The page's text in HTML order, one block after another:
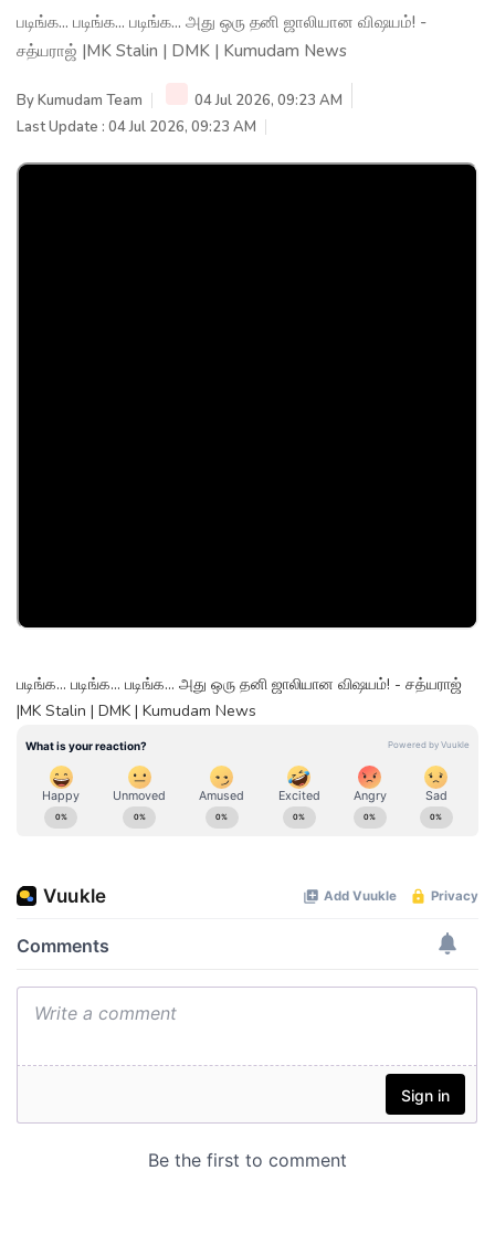
படிங்க... படிங்க... படிங்க... அது ஒரு தனி ஜாலியான விஷயம்! -
சத்யராஜ் |MK Stalin | DMK | Kumudam News
ByKumudam Team
04 Jul 2026, 09:23 AM
Last Update : 04 Jul 2026, 09:23 AM
படிங்க... படிங்க... படிங்க... அது ஒரு தனி ஜாலியான விஷயம்! - சத்யராஜ்
|MK Stalin | DMK | Kumudam News